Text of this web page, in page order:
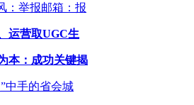
：举报邮箱：报
运营取UGC生
本：成功关键揭
中手的省会城